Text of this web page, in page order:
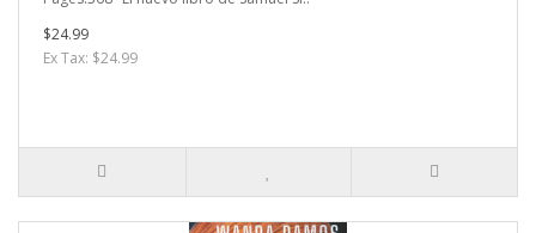
$24.99
Ex Tax: $24.99